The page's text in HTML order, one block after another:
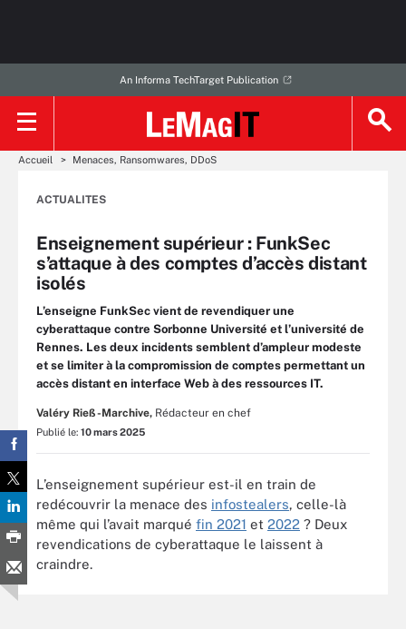
An Informa TechTarget Publication
Accueil Menaces, Ransomwares, DDoS
ACTUALITES
Enseignement supérieur : FunkSec
s’attaque à des comptes d’accès distant
isolés
L’enseigne FunkSec vient de revendiquer une
cyberattaque contre Sorbonne Université et l’université de
Rennes. Les deux incidents semblent d’ampleur modeste
et se limiter à la compromission de comptes permettant un
accès distant en interface Web à des ressources IT.
Valéry Rieß-Marchive, Rédacteur en chef
Publié le: 10 mars 2025
L’enseignement supérieur est-il en train de
redécouvrir la menace des infostealers, celle-là
même qui l’avait marqué fin 2021 et 2022 ? Deux
revendications de cyberattaque le laissent à
craindre.